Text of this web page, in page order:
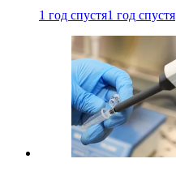
1 год спустя1 год спустя